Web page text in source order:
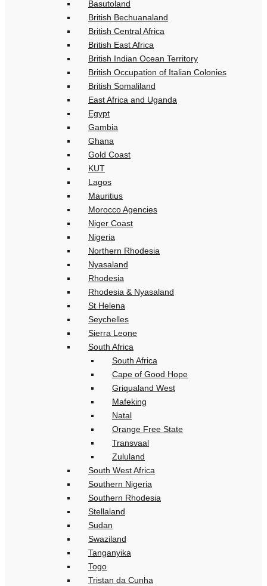
Basutoland
British Bechuanaland
British Central Africa
British East Africa
British Indian Ocean Territory
British Occupation of Italian Colonies
British Somaliland
East Africa and Uganda
Egypt
Gambia
Ghana
Gold Coast
KUT
Lagos
Mauritius
Morocco Agencies
Niger Coast
Nigeria
Northern Rhodesia
Nyasaland
Rhodesia
Rhodesia & Nyasaland
St Helena
Seychelles
Sierra Leone
South Africa
South Africa
Cape of Good Hope
Griqualand West
Mafeking
Natal
Orange Free State
Transvaal
Zululand
South West Africa
Southern Nigeria
Southern Rhodesia
Stellaland
Sudan
Swaziland
Tanganyika
Togo
Tristan da Cunha